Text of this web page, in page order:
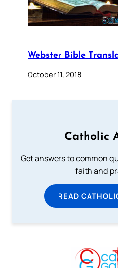
Webster Bible
October 11, 2018
Catholic
Get answers to common
faith and
READ